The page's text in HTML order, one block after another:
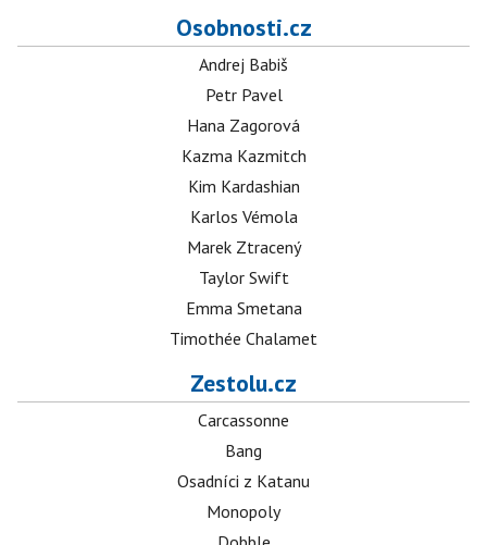
Osobnosti.cz
Andrej Babiš
Petr Pavel
Hana Zagorová
Kazma Kazmitch
Kim Kardashian
Karlos Vémola
Marek Ztracený
Taylor Swift
Emma Smetana
Timothée Chalamet
Zestolu.cz
Carcassonne
Bang
Osadníci z Katanu
Monopoly